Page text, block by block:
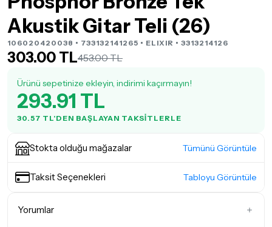
Akustik Gitar Teli (26)
106020420038 • 733132141265 • ELIXIR • 3313214126
303.00 TL453.00 TL
Ürünü sepetinize ekleyin, indirimi kaçırmayın!
293.91 TL
30.57 TL'DEN BAŞLAYAN TAKSITLERLE
Stokta olduğu mağazalar Tümünü Görüntüle
Taksit Seçenekleri Tabloyu Görüntüle
Yorumlar